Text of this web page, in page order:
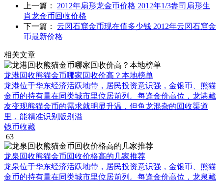
上一篇： 2012年扇形龙金币价格 2012年1/3盎司扇形生
肖龙金币回收价格
下一篇： 云冈石窟金币现在值多少钱 2012年云冈石窟金
币最新价格
相关文章
龙港回收熊猫金币哪家回收价高？本地榜单
龙港位于华东经济活跃地带，居民投资意识强，金银币、熊猫
金币的持有量在同类城市里位居前列。每逢金价高位，龙港藏
友变现熊猫金币的需求就明显升温，但鱼龙混杂的回收渠道
里，能精准识别版别溢
钱币收藏
63
龙泉回收熊猫金币回收价格高的几家推荐
龙泉位于华东经济活跃地带，居民投资意识强，金银币、熊猫
金币的持有量在同类城市里位居前列。每逢金价高位，龙泉藏